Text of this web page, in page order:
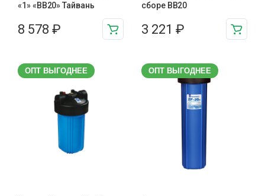
«1» «BB20» Тайвань
8 578 ₽
сборе BB20
3 221 ₽
ОПТ ВЫГОДНЕЕ ОПТ ВЫГОДНЕЕ